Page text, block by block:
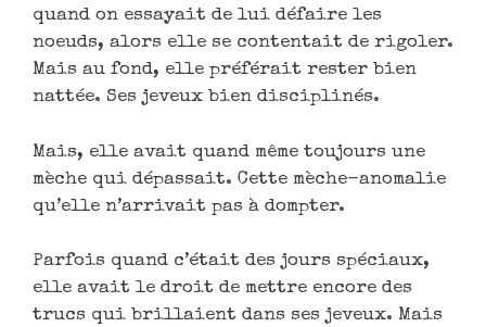
quand on essayait de lui défaire les
noeuds, alors elle se contentait de rigoler.
Mais au fond, elle préférait rester bien
nattée. Ses jeveux bien disciplinés.
Mais, elle avait quand même toujours une
mèche qui dépassait. Cette mèche-anomalie
qu’elle n’arrivait pas à dompter.
Parfois quand c’était des jours spéciaux,
elle avait le droit de mettre encore des
trucs qui brillaient dans ses jeveux. Mais